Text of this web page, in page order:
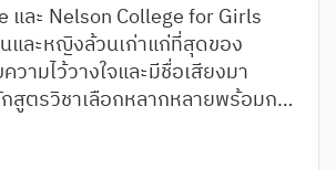
และ Nelson College for Girls
และหญิงล้วนเก่าแก่ที่สุดของ
วามไว้วางใจและมีชื่อเสียงมา
สูตรวิชาเลือกหลากหลายพร้อมการ
ชิด